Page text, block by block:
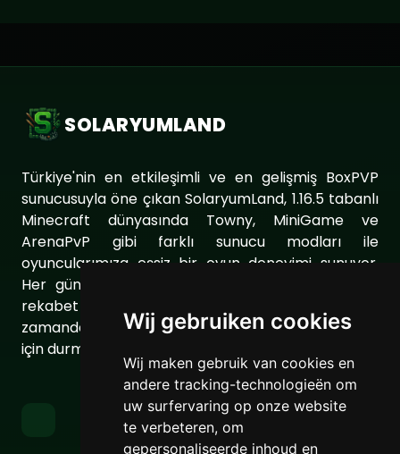
Wij gebruiken cookies
Wij maken gebruik van cookies en
andere tracking-technologieën om
uw surfervaring op onze website
te verbeteren, om
gepersonaliseerde inhoud en
SOLARYUMLAND
Türkiye'nin en etkileşimli ve en gelişmiş BoxPVP
sunucusuyla öne çıkan SolaryumLand, 1.16.5 tabanlı
Minecraft dünyasında Towny, MiniGame ve
ArenaPvP gibi farklı sunucu modları ile
oyuncularımıza eşsiz bir oyun deneyimi sunuyor.
Her gün sunucumuzu geliştirerek oyuncularımıza
rekabet dolu ve keyifli bir ortam sağlıyoruz. Aynı
zamanda topluluğumuzu daha da güçlendirmek
için durmaksızın çalışıyoruz.